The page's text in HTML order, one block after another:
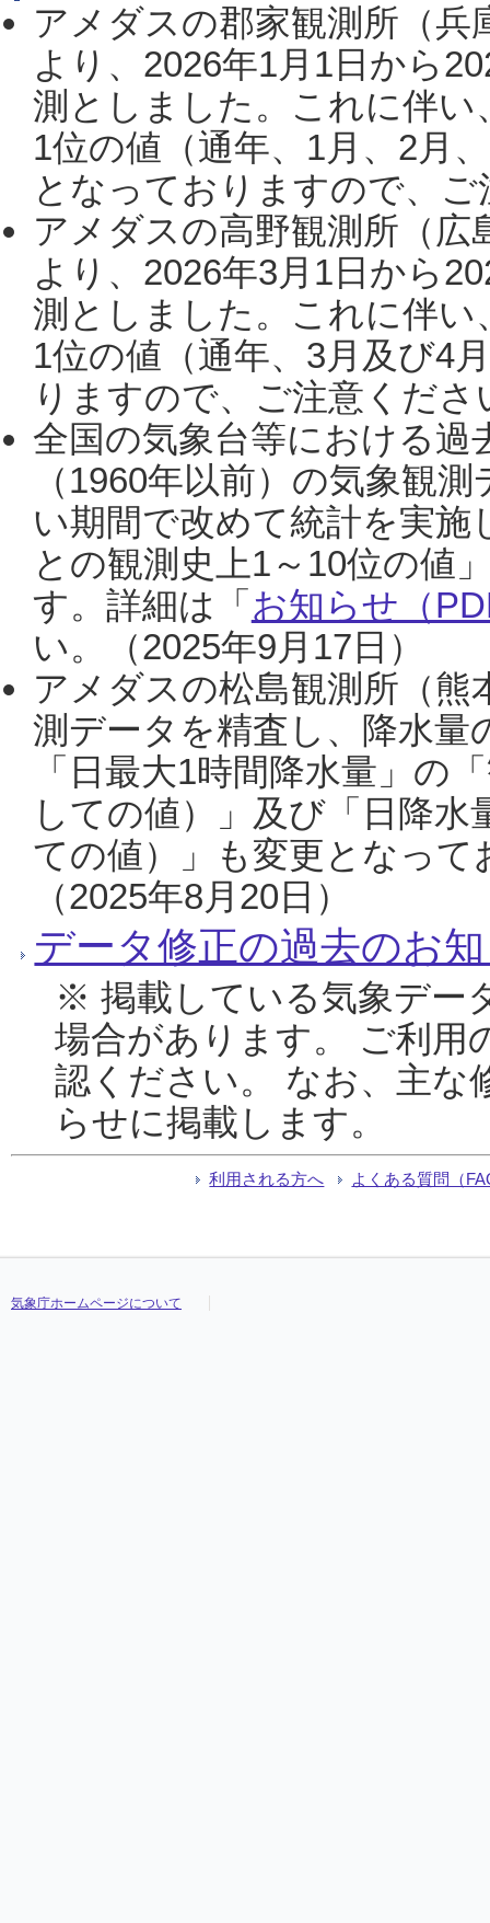
アメダスの郡家観測所（
より、2026年1月1日から
測としました。これに伴い
1位の値（通年、1月、2月
となっておりますので、
アメダスの高野観測所（
より、2026年3月1日から
測としました。これに伴い
1位の値（通年、3月及び4
りますので、ご注意くだ
全国の気象台等における過
（1960年以前）の気象観
い期間で改めて統計を実
との観測史上1～10位の値
す。詳細は「 お知らせ（
い。（2025年9月17日）
アメダスの松島観測所（熊
測データを精査し、降水
「日最大1時間降水量」の
しての値）」及び「日降
ての値）」も変更となっ
（2025年8月20日）
データ修正の過去のお
※ 掲載している気象デー
場合があります。 ご利用
認ください。 なお、主な
らせに掲載します。
利用される方へ よくある質問（
気象庁ホームページについて